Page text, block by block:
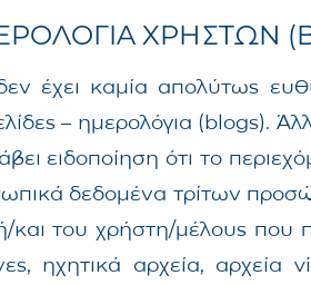
ΧΡΗΣΤΩΝ
έχει καμία απολύτως
– ημερολόγια (blogs).
ειδοποίηση ότι το
δεδομένα τρίτων
και του χρήστη/μέλους που
ηχητικά αρχεία,